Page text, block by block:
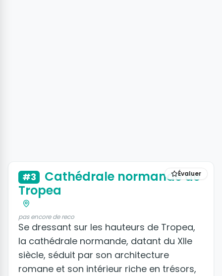
Évaluer
#3
Cathédrale normande de
Tropea
pas encore de reco
Se dressant sur les hauteurs de Tropea,
la cathédrale normande, datant du XIIe
siècle, séduit par son architecture
romane et son intérieur riche en trésors,